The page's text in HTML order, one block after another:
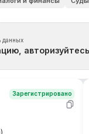
данных
авторизуйтесь
Зарегистрировано